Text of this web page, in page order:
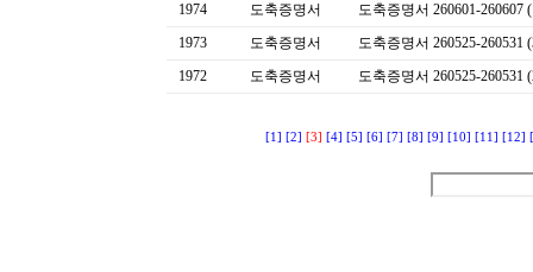
1974
도축증명서
도축증명서 260601-260607
1973
도축증명서
도축증명서 260525-260531
1972
도축증명서 도축증명서 260525-260531
[1] [2] [3] [4] [5] [6] [7] [8] [9] [10] [11] [12]